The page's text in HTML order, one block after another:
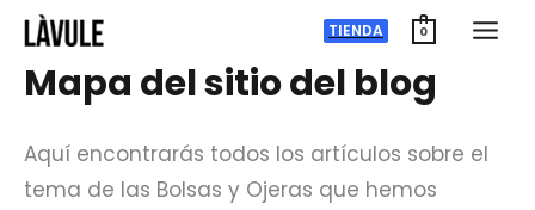
Zum
Inhalt
springen
TIENDA 0
Mapa del sitio del blog
Aquí encontrarás todos los artículos sobre el
tema de las Bolsas y Ojeras que hemos